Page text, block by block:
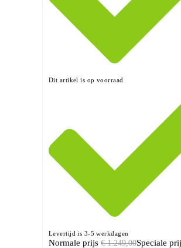
Dit artikel is op voorraad
Levertijd is 3-5 werkdagen
Speciale
Normale prijs € 1.249,00